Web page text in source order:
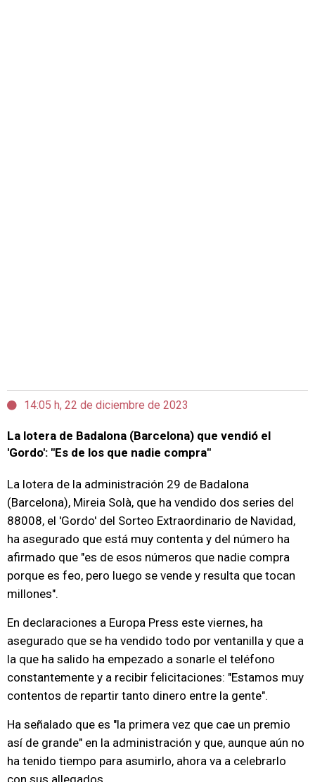
14:05 h, 22 de diciembre de 2023
La lotera de Badalona (Barcelona) que vendió el
'Gordo': "Es de los que nadie compra"
La lotera de la administración 29 de Badalona
(Barcelona), Mireia Solà, que ha vendido dos series del
88008, el 'Gordo' del Sorteo Extraordinario de Navidad,
ha asegurado que está muy contenta y del número ha
afirmado que "es de esos números que nadie compra
porque es feo, pero luego se vende y resulta que tocan
millones".
En declaraciones a Europa Press este viernes, ha
asegurado que se ha vendido todo por ventanilla y que a
la que ha salido ha empezado a sonarle el teléfono
constantemente y a recibir felicitaciones: "Estamos muy
contentos de repartir tanto dinero entre la gente".
Ha señalado que es "la primera vez que cae un premio
así de grande" en la administración y que, aunque aún no
ha tenido tiempo para asumirlo, ahora va a celebrarlo
con sus allegados.